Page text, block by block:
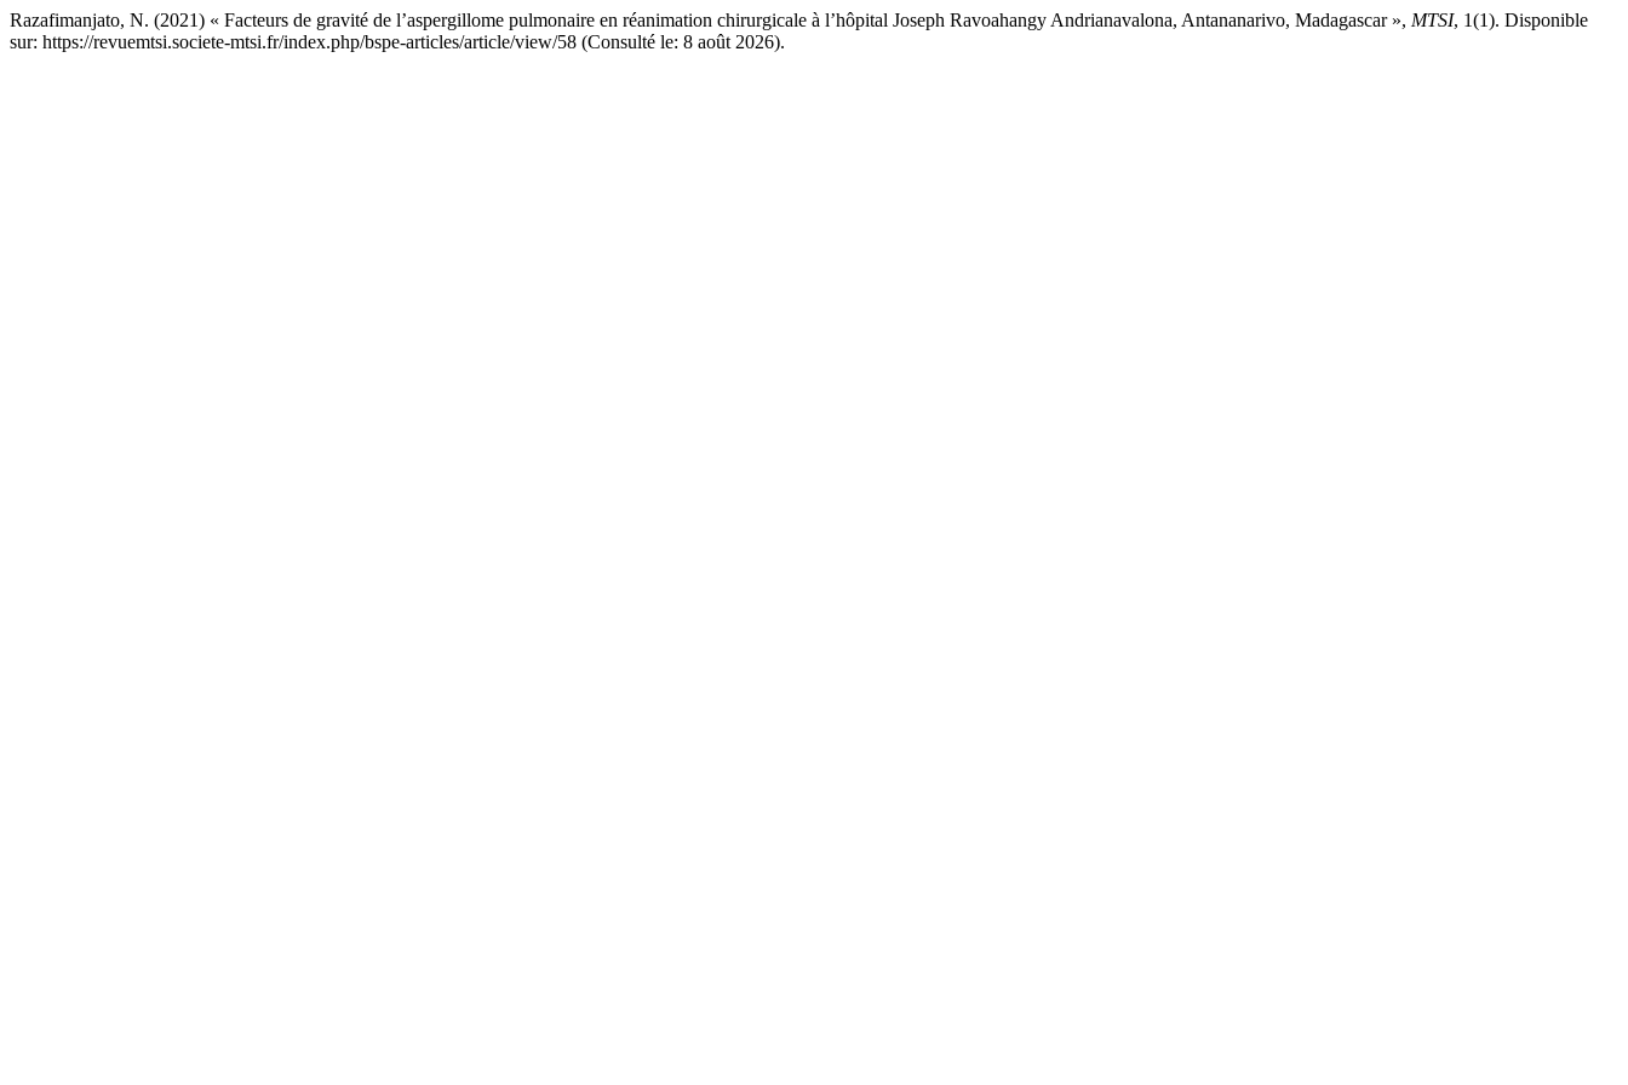
Razafimanjato, N. (2021) « Facteurs de gravité de l’aspergillome pulmonaire en réanimation chirurgicale à l’hôpital Joseph Ravoahangy Andrianavalona, Antananarivo, Madagascar », MTSI, 1(1). Disponible
sur: https://revuemtsi.societe-mtsi.fr/index.php/bspe-articles/article/view/58 (Consulté le: 8 août 2026).